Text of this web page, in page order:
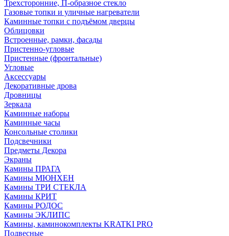
Трехсторонние, П-образное стекло
Газовые топки и уличные нагреватели
Каминные топки с подъёмом дверцы
Облицовки
Встроенные, рамки, фасады
Пристенно-угловые
Пристенные (фронтальные)
Угловые
Аксессуары
Декоративные дрова
Дровницы
Зеркала
Каминные наборы
Каминные часы
Консольные столики
Подсвечники
Предметы Декора
Экраны
Камины ПРАГА
Камины МЮНХЕН
Камины ТРИ СТЕКЛА
Камины КРИТ
Камины РОДОС
Камины ЭКЛИПС
Камины, каминокомплекты KRATKI PRO
Подвесные